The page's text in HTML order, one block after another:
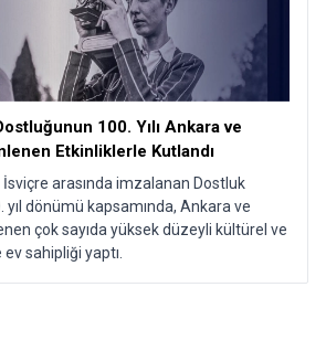
100. Yılı Ankara ve
Etkinliklerle Kutlandı​
İsviçre arasında imzalanan Dostluk
yıl dönümü kapsamında, Ankara ve
çok sayıda yüksek düzeyli kültürel ve
sahipliği yaptı.